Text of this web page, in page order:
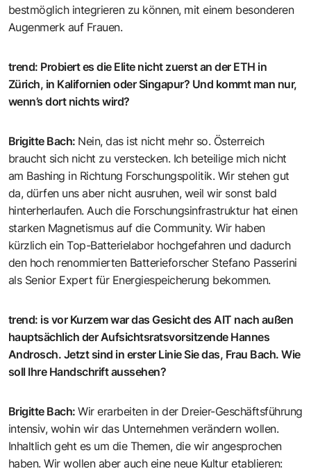
bestmöglich integrieren zu können, mit einem besonderen
Augenmerk auf Frauen.
trend: Probiert es die Elite nicht zuerst an der ETH in
Zürich, in Kalifornien oder ­Singapur? Und kommt man nur,
wenn’s dort nichts wird?
Brigitte Bach: Nein, das ist nicht mehr so. Österreich
braucht sich nicht zu verstecken. Ich beteilige mich nicht
am Bashing in Richtung Forschungspolitik. Wir stehen gut
da, dürfen uns aber nicht ausruhen, weil wir sonst bald
hinterherlaufen. Auch die Forschungsinfrastruktur hat einen
starken Magnetismus auf die Community. Wir haben
kürzlich ein Top-Batterielabor hochgefahren und dadurch
den hoch renommierten Batterieforscher Stefano Passerini
als Senior Expert für Energiespeicherung bekommen.
trend: is vor Kurzem war das Gesicht des AIT nach außen
hauptsächlich der Aufsichtsratsvorsitzende Hannes
Androsch. Jetzt sind in erster Linie Sie das, Frau Bach. Wie
soll Ihre Handschrift aussehen?
Brigitte Bach:Wir erarbeiten in der Dreier-Geschäftsführung
intensiv, wohin wir das Unternehmen verändern wollen.
Inhaltlich geht es um die Themen, die wir angesprochen
haben. Wir wollen aber auch eine neue Kultur etablieren: